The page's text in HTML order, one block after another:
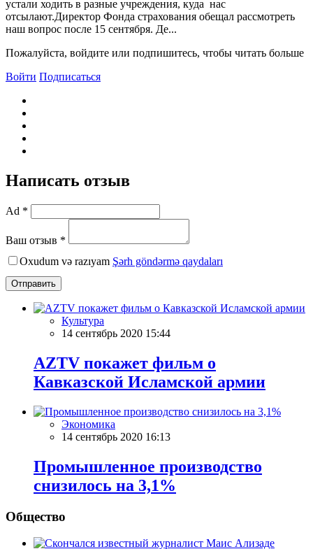
устали ходить в разные учреждения, куда нас
отсылают.Директор Фонда страхования обещал рассмотреть
наш вопрос после 15 сентября. Де...
Пожалуйста, войдите или подпишитесь, чтобы читать больше
Войти Подписаться
Написать отзыв
Ad *
Ваш отзыв *
Oxudum və razıyam Şərh göndərmə qaydaları
Отправить
Культура
14 сентябрь 2020 15:44
AZTV покажет фильм о
Кавказской Исламской армии
Экономика
14 сентябрь 2020 16:13
Промышленное производство
снизилось на 3,1%
Общество